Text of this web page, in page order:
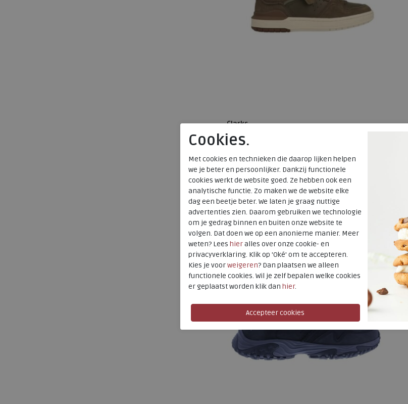
Clarks
wijdte Wijdtemaat G
€ 99,95
€ 49,98
Beschikbare maten
7,5
SALE
Cookies.
Met cookies en technieken die daarop lijken helpen
we je beter en persoonlijker. Dankzij functionele
cookies werkt de website goed. Ze hebben ook een
analytische functie. Zo maken we de website elke
dag een beetje beter. We laten je graag nuttige
advertenties zien. Daarom gebruiken we technologie
om je gedrag binnen en buiten onze website te
volgen. Dat doen we op een anonieme manier. Meer
weten? Lees hieralles over onze cookie- en
privacyverklaring. Klik op 'Oké' om te accepteren.
Kies je voorweigeren? Dan plaatsen we alleen
functionele cookies. Wil je zelf bepalen welke cookies
er geplaatst worden klik dan hier.